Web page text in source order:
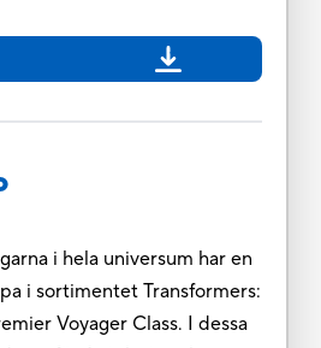
i hela universum har en
i sortimentet Transformers:
Voyager Class. I dessa